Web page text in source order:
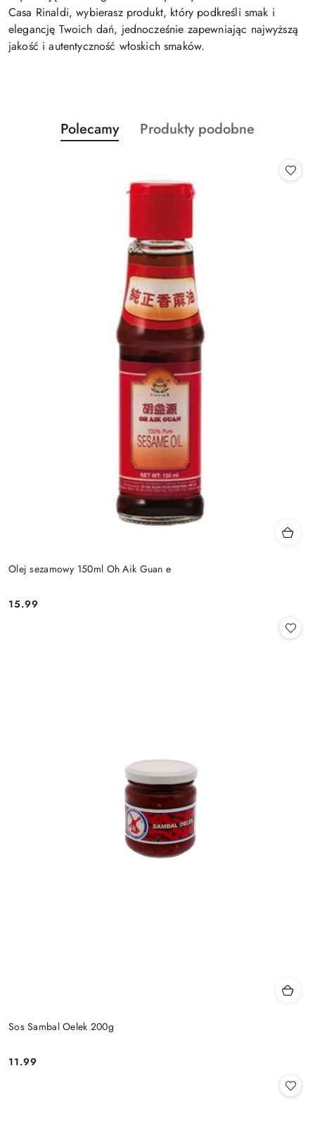
Casa Rinaldi, wybierasz produkt, który podkreśli smak i
elegancję Twoich dań, jednocześnie zapewniając najwyższą
jakość i autentyczność włoskich smaków.
Pomiń karuzelę produktów
Produkty
o
Polecamy
Produkty
Produkty podobne
Olej sezamowy 150ml Oh Aik Guan e
Cena:
15.99
Sos Sambal Oelek 200g
Cena:
11.99